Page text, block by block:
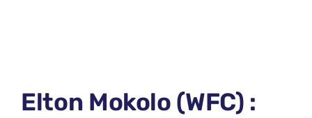
Elton Mokolo (WFC) :